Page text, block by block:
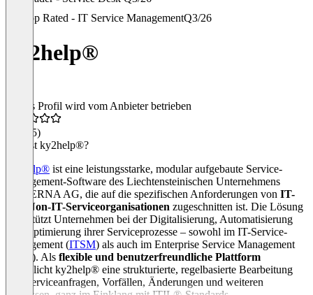
Top Rated - IT Service ManagementQ3/26
ky2help®
Dieses Profil wird vom Anbieter betrieben
(35)
Was ist ky2help®?
ky2help® ist eine leistungsstarke, modular aufgebaute Service-
Management-Software des Liechtensteinischen Unternehmens
KYBERNA AG, die auf die spezifischen Anforderungen von IT-
und Non-IT-Serviceorganisationen zugeschnitten ist. Die Lösung
unterstützt Unternehmen bei der Digitalisierung, Automatisierung
und Optimierung ihrer Serviceprozesse – sowohl im IT-Service-
Management (ITSM) als auch im Enterprise Service Management
). Als flexible und benutzerfreundliche Plattform
ermöglicht ky2help® eine strukturierte, regelbasierte Bearbeitung
von Serviceanfragen, Vorfällen, Änderungen und weiteren